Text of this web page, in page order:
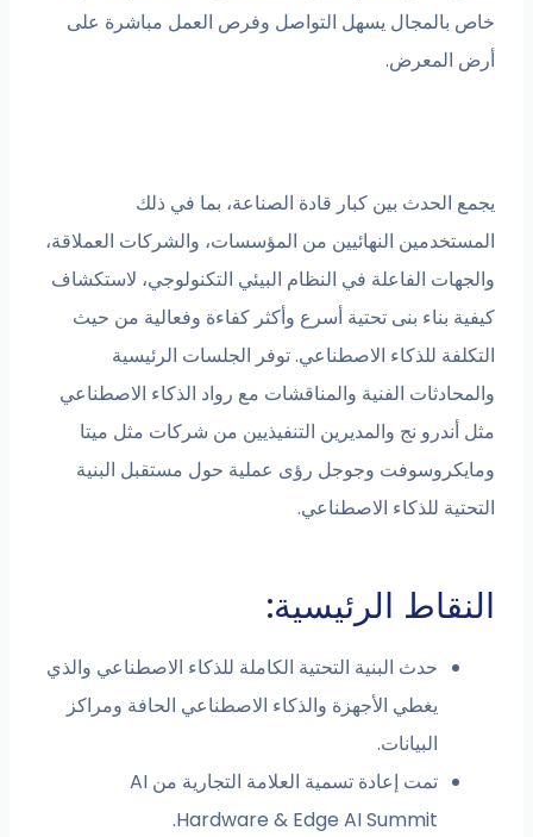
خاص بالمجال يسهل التواصل وفرص العمل مباشرة على
أرض المعرض.
يجمع الحدث بين كبار قادة الصناعة، بما في ذلك
المستخدمين النهائيين من المؤسسات، والشركات العملاقة،
والجهات الفاعلة في النظام البيئي التكنولوجي، لاستكشاف
كيفية بناء بنى تحتية أسرع وأكثر كفاءة وفعالية من حيث
التكلفة للذكاء الاصطناعي. توفر الجلسات الرئيسية
والمحادثات الفنية والمناقشات مع رواد الذكاء الاصطناعي
مثل أندرو نج والمديرين التنفيذيين من شركات مثل ميتا
ومايكروسوفت وجوجل رؤى عملية حول مستقبل البنية
التحتية للذكاء الاصطناعي.
النقاط الرئيسية:
حدث البنية التحتية الكاملة للذكاء الاصطناعي والذي
يغطي الأجهزة والذكاء الاصطناعي الحافة ومراكز
البيانات.
تمت إعادة تسمية العلامة التجارية من AI
Hardware & Edge AI Summit.